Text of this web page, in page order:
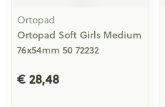
Ortopad
Ortopad Soft Girls Medium
76x54mm 50 72232
€ 28,48